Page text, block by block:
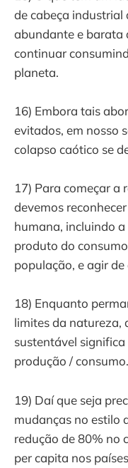
de cabeça
abundante e barata
continuar
planeta.
16) Embora tais
evitados, em nosso
colapso caótico se
17) Para começar a
devemos
humana, incluindo
produto do
população, e agir
18) Enquanto
limites da natureza,
sustentável
produção / consumo.
19) Daí que seja
mudanças no estilo
redução de 80% no
per capita nos